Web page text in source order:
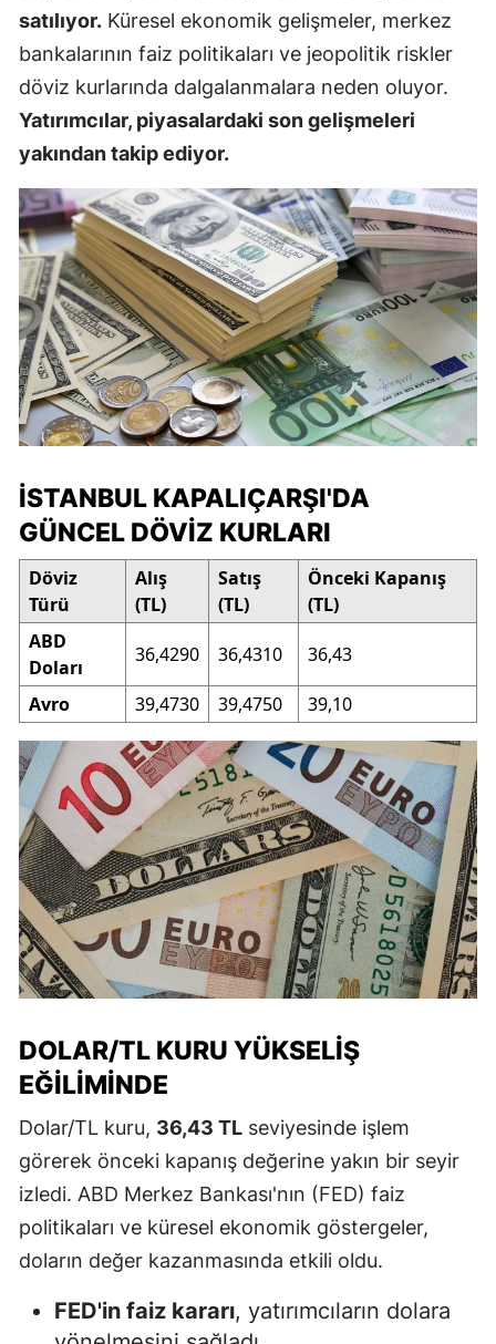
satılıyor. Küresel ekonomik gelişmeler, merkez
bankalarının faiz politikaları ve jeopolitik riskler
döviz kurlarında dalgalanmalara neden oluyor.
Yatırımcılar, piyasalardaki son gelişmeleri
yakından takip ediyor.
İSTANBUL KAPALIÇARŞI'DA
GÜNCEL DÖVIZ KURLARI
Döviz
Türü
Alış
(TL)
Satış
(TL)
Önceki Kapanış
(TL)
ABD
Doları
36,4290 36,4310 36,43
Avro 39,4730 39,4750 39,10
DOLAR/TL KURU YÜKSELIŞ
EĞILIMINDE
Dolar/TL kuru, 36,43 TL seviyesinde işlem
görerek önceki kapanış değerine yakın bir seyir
izledi. ABD Merkez Bankası'nın (FED) faiz
politikaları ve küresel ekonomik göstergeler,
doların değer kazanmasında etkili oldu.
FED'in faiz kararı, yatırımcıların dolara